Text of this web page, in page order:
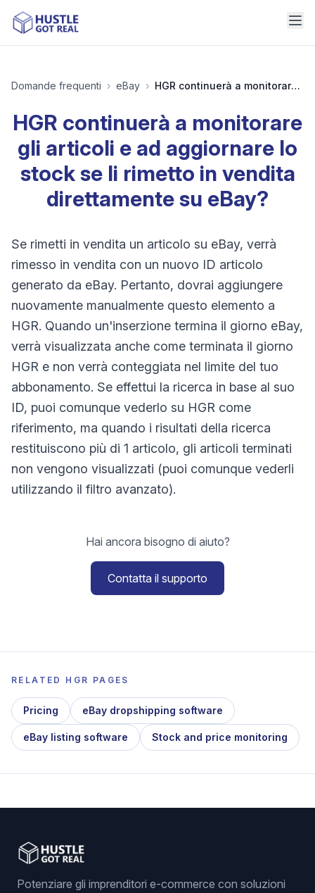
Domande frequenti › eBay › HGR continuerà a monitorare gli articoli e ad aggiornare lo stock se li rimetto in vendita direttamente su eBay?
HGR continuerà a monitorare
gli articoli e ad aggiornare lo
stock se li rimetto in vendita
direttamente su eBay?
Se rimetti in vendita un articolo su eBay, verrà
rimesso in vendita con un nuovo ID articolo
generato da eBay. Pertanto, dovrai aggiungere
nuovamente manualmente questo elemento a
HGR. Quando un'inserzione termina il giorno eBay,
verrà visualizzata anche come terminata il giorno
HGR e non verrà conteggiata nel limite del tuo
abbonamento. Se effettui la ricerca in base al suo
ID, puoi comunque vederlo su HGR come
riferimento, ma quando i risultati della ricerca
restituiscono più di 1 articolo, gli articoli terminati
non vengono visualizzati (puoi comunque vederli
utilizzando il filtro avanzato).
Hai ancora bisogno di aiuto?
Contatta il supporto
RELATED HGR PAGES
Pricing eBay dropshipping software
eBay listing software Stock and price monitoring
Potenziare gli imprenditori e-commerce con soluzioni